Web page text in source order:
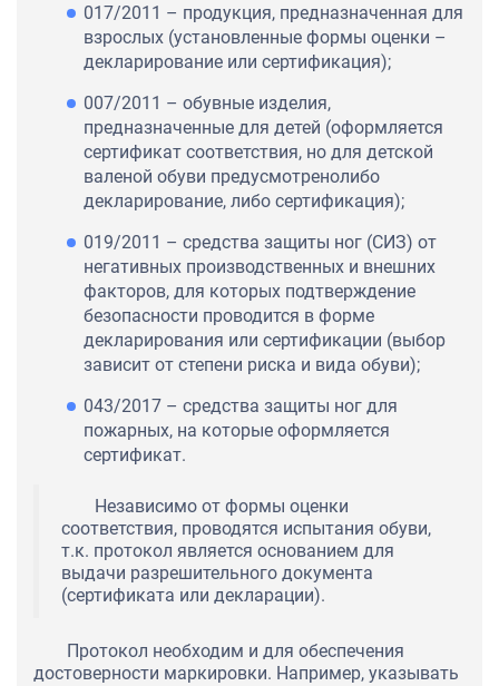
017/2011 – продукция, предназначенная для
взрослых (установленные формы оценки –
декларирование или сертификация);
007/2011 – обувные изделия,
предназначенные для детей (оформляется
сертификат соответствия, но для детской
валеной обуви предусмотренолибо
декларирование, либо сертификация);
019/2011 – средства защиты ног (СИЗ) от
негативных производственных и внешних
факторов, для которых подтверждение
безопасности проводится в форме
декларирования или сертификации (выбор
зависит от степени риска и вида обуви);
043/2017 – средства защиты ног для
пожарных, на которые оформляется
сертификат.
Независимо от формы оценки
соответствия, проводятся испытания обуви,
т.к. протокол является основанием для
выдачи разрешительного документа
(сертификата или декларации).
Протокол необходим и для обеспечения
достоверности маркировки. Например, указывать